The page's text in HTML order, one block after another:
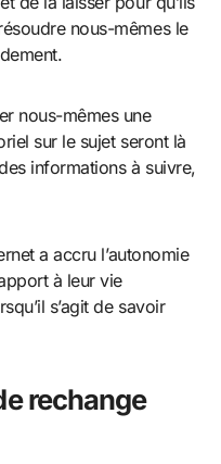
nous-mêmes le
nous-mêmes une
sur le sujet seront là
informations à suivre,
a accru l’autonomie
à leur vie
s’agit de savoir
rechange